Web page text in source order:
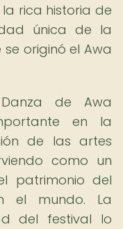
rica historia de
única de la
originó el Awa
de Awa
en la
de las artes
como un
patrimonio del
el mundo. La
del festival lo